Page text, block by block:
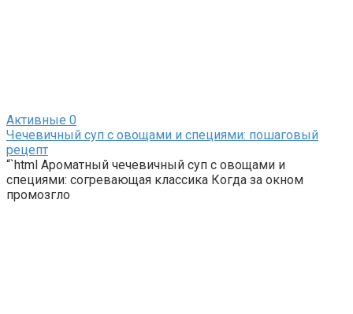
Активные 0
Чечевичный суп с овощами и специями: пошаговый
рецепт
“`html Ароматный чечевичный суп с овощами и
специями: согревающая классика Когда за окном
промозгло